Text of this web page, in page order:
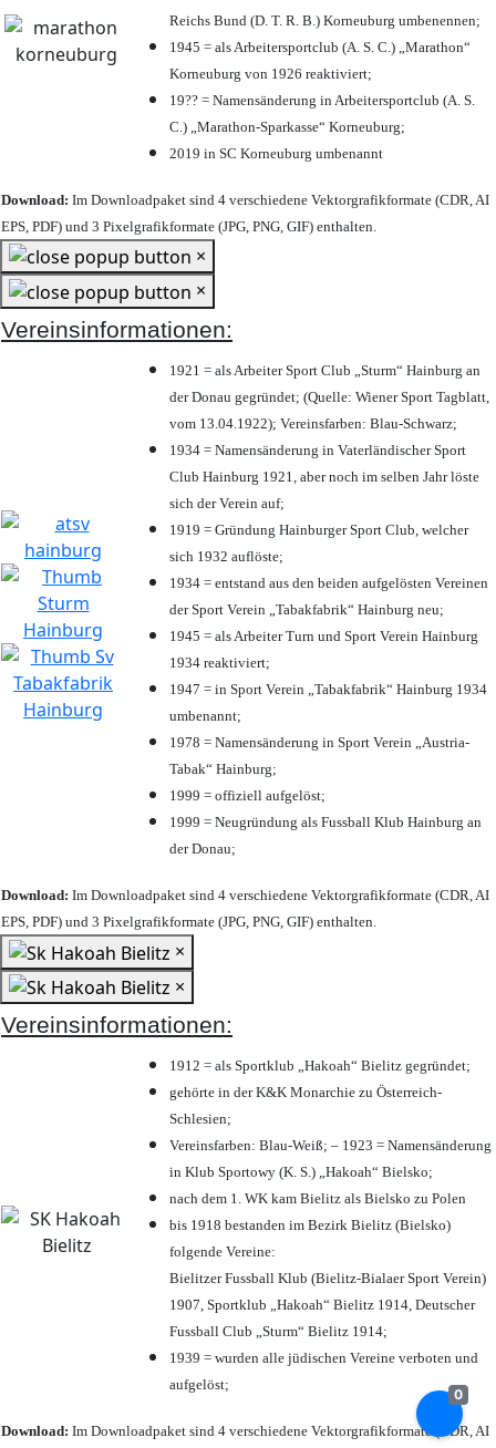
0
Reichs Bund (D. T. R. B.) Korneuburg umbenennen;
1945 = als Arbeitersportclub (A. S. C.) „Marathon“
Korneuburg von 1926 reaktiviert;
19?? = Namensänderung in Arbeitersportclub (A. S.
C.) „Marathon-Sparkasse“ Korneuburg;
2019 in SC Korneuburg umbenannt
Download: Im Downloadpaket sind 4 verschiedene Vektorgrafikformate (CDR, AI
EPS, PDF) und 3 Pixelgrafikformate (JPG, PNG, GIF) enthalten.
×
×
Vereinsinformationen:
1921 = als Arbeiter Sport Club „Sturm“ Hainburg an
der Donau gegründet; (Quelle: Wiener Sport Tagblatt,
vom 13.04.1922); Vereinsfarben: Blau-Schwarz;
1934 = Namensänderung in Vaterländischer Sport
Club Hainburg 1921, aber noch im selben Jahr löste
sich der Verein auf;
1919 = Gründung Hainburger Sport Club, welcher
sich 1932 auflöste;
1934 = entstand aus den beiden aufgelösten Vereinen
der Sport Verein „Tabakfabrik“ Hainburg neu;
1945 = als Arbeiter Turn und Sport Verein Hainburg
1934 reaktiviert;
1947 = in Sport Verein „Tabakfabrik“ Hainburg 1934
umbenannt;
1978 = Namensänderung in Sport Verein „Austria-
Tabak“ Hainburg;
1999 = offiziell aufgelöst;
1999 = Neugründung als Fussball Klub Hainburg an
der Donau;
Download: Im Downloadpaket sind 4 verschiedene Vektorgrafikformate (CDR, AI
EPS, PDF) und 3 Pixelgrafikformate (JPG, PNG, GIF) enthalten.
×
×
Vereinsinformationen:
1912 = als Sportklub „Hakoah“ Bielitz gegründet;
gehörte in der K&K Monarchie zu Österreich-
Schlesien;
Vereinsfarben: Blau-Weiß; – 1923 = Namensänderung
in Klub Sportowy (K. S.) „Hakoah“ Bielsko;
nach dem 1. WK kam Bielitz als Bielsko zu Polen
bis 1918 bestanden im Bezirk Bielitz (Bielsko)
folgende Vereine:
Bielitzer Fussball Klub (Bielitz-Bialaer Sport Verein)
1907, Sportklub „Hakoah“ Bielitz 1914, Deutscher
Fussball Club „Sturm“ Bielitz 1914;
1939 = wurden alle jüdischen Vereine verboten und
aufgelöst;
Download: Im Downloadpaket sind 4 verschiedene Vektorgrafikformate (CDR, AI